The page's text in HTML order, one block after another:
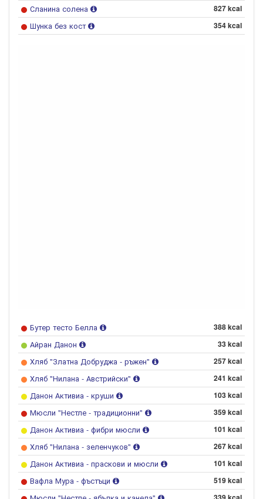
Сланина солена 827 kcal
Шунка без кост 354 kcal
Бутер тесто Белла 388 kcal
Айран Данон 33 kcal
Хляб "Златна Добруджа - ръжен" 257 kcal
Хляб "Нилана - Австрийски" 241 kcal
Данон Активиа - круши 103 kcal
Мюсли "Нестле - традиционни" 359 kcal
Данон Активиа - фибри мюсли 101 kcal
Хляб "Нилана - зеленчуков" 267 kcal
Данон Активиа - праскови и мюсли 101 kcal
Вафла Мура - фъстъци 519 kcal